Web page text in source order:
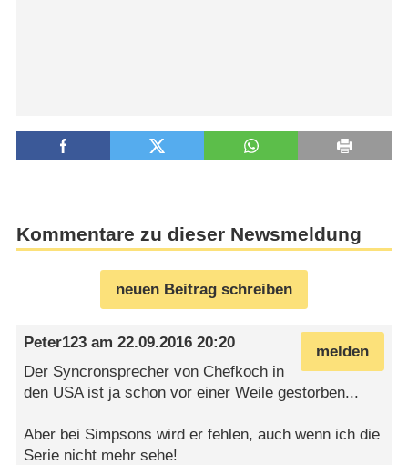
Kommentare zu dieser Newsmeldung
neuen Beitrag schreiben
melden
Peter123 am22.09.2016 20:20
Der Syncronsprecher von Chefkoch in
den USA ist ja schon vor einer Weile gestorben...
Aber bei Simpsons wird er fehlen, auch wenn ich die
Serie nicht mehr sehe!